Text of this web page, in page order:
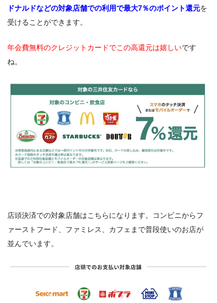
ドナルドなどの対象店舗での利用で最大7％のポイント還元を
受けることができます。
年会費無料のクレジットカードでこの高還元は嬉しいです
ね。
店頭決済での対象店舗はこちらになります。コンビニからフ
ァーストフード、ファミレス、カフェまで普段使いのお店が
並んでいます。